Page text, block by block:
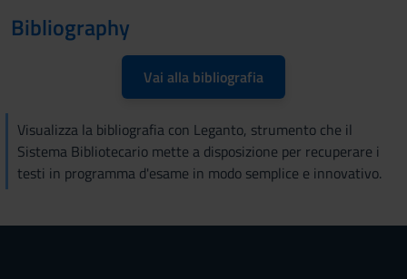
Bibliography
Vai alla bibliografia
Visualizza la bibliografia con Leganto, strumento che il
Sistema Bibliotecario mette a disposizione per recuperare i
testi in programma d'esame in modo semplice e innovativo.